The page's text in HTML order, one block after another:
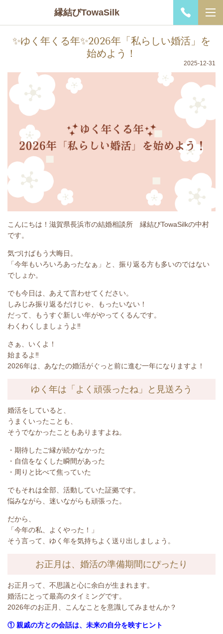
縁結びTowaSilk
✨ゆく年くる年✨2026年「私らしい婚活」を
始めよう！
2025-12-31
こんにちは！滋賀県長浜市の結婚相談所 縁結びTowaSilkの中村
です。
気づけばもう大晦日。
「今年もいろいろあったなぁ」と、振り返る方も多いのではない
でしょか。
でも今日は、あえて言わせてください。
しみじみ振り返るだけじゃ、もったいない！
だって、もうすぐ新しい年がやってくるんです。
わくわくしましょうよ‼
さぁ、いくよ！
始まるよ‼
2026年は、あなたの婚活がぐっと前に進む一年になりますよ！
ゆく年は「よく頑張ったね」と見送ろう
婚活をしていると、
うまくいったことも、
そうでなかったこともありますよね。
・期待したご縁が続かなかった
・自信をなくした瞬間があった
・周りと比べて焦っていた
でもそれは全部、活動していた証拠です。
悩みながら、迷いながらも頑張った。
だから、
「今年の私、よくやった！」
そう言って、ゆく年を気持ちよく送り出しましょう。
お正月は、婚活の準備期間にぴったり
お正月って、不思議と心に余白が生まれます。
婚活にとって最高のタイミングです。
2026年のお正月、こんなことを意識してみませんか？
① 親戚の方との会話は、未来の自分を映すヒント